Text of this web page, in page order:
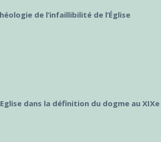
de l’infaillibilité de l’Église
dans la définition du dogme au